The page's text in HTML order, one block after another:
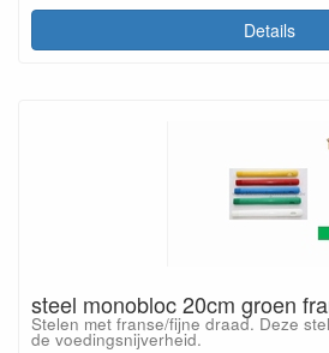
Details
steel monobloc 20cm groen
Stelen met franse/fijne draad. Deze
de voedingsnijverheid.